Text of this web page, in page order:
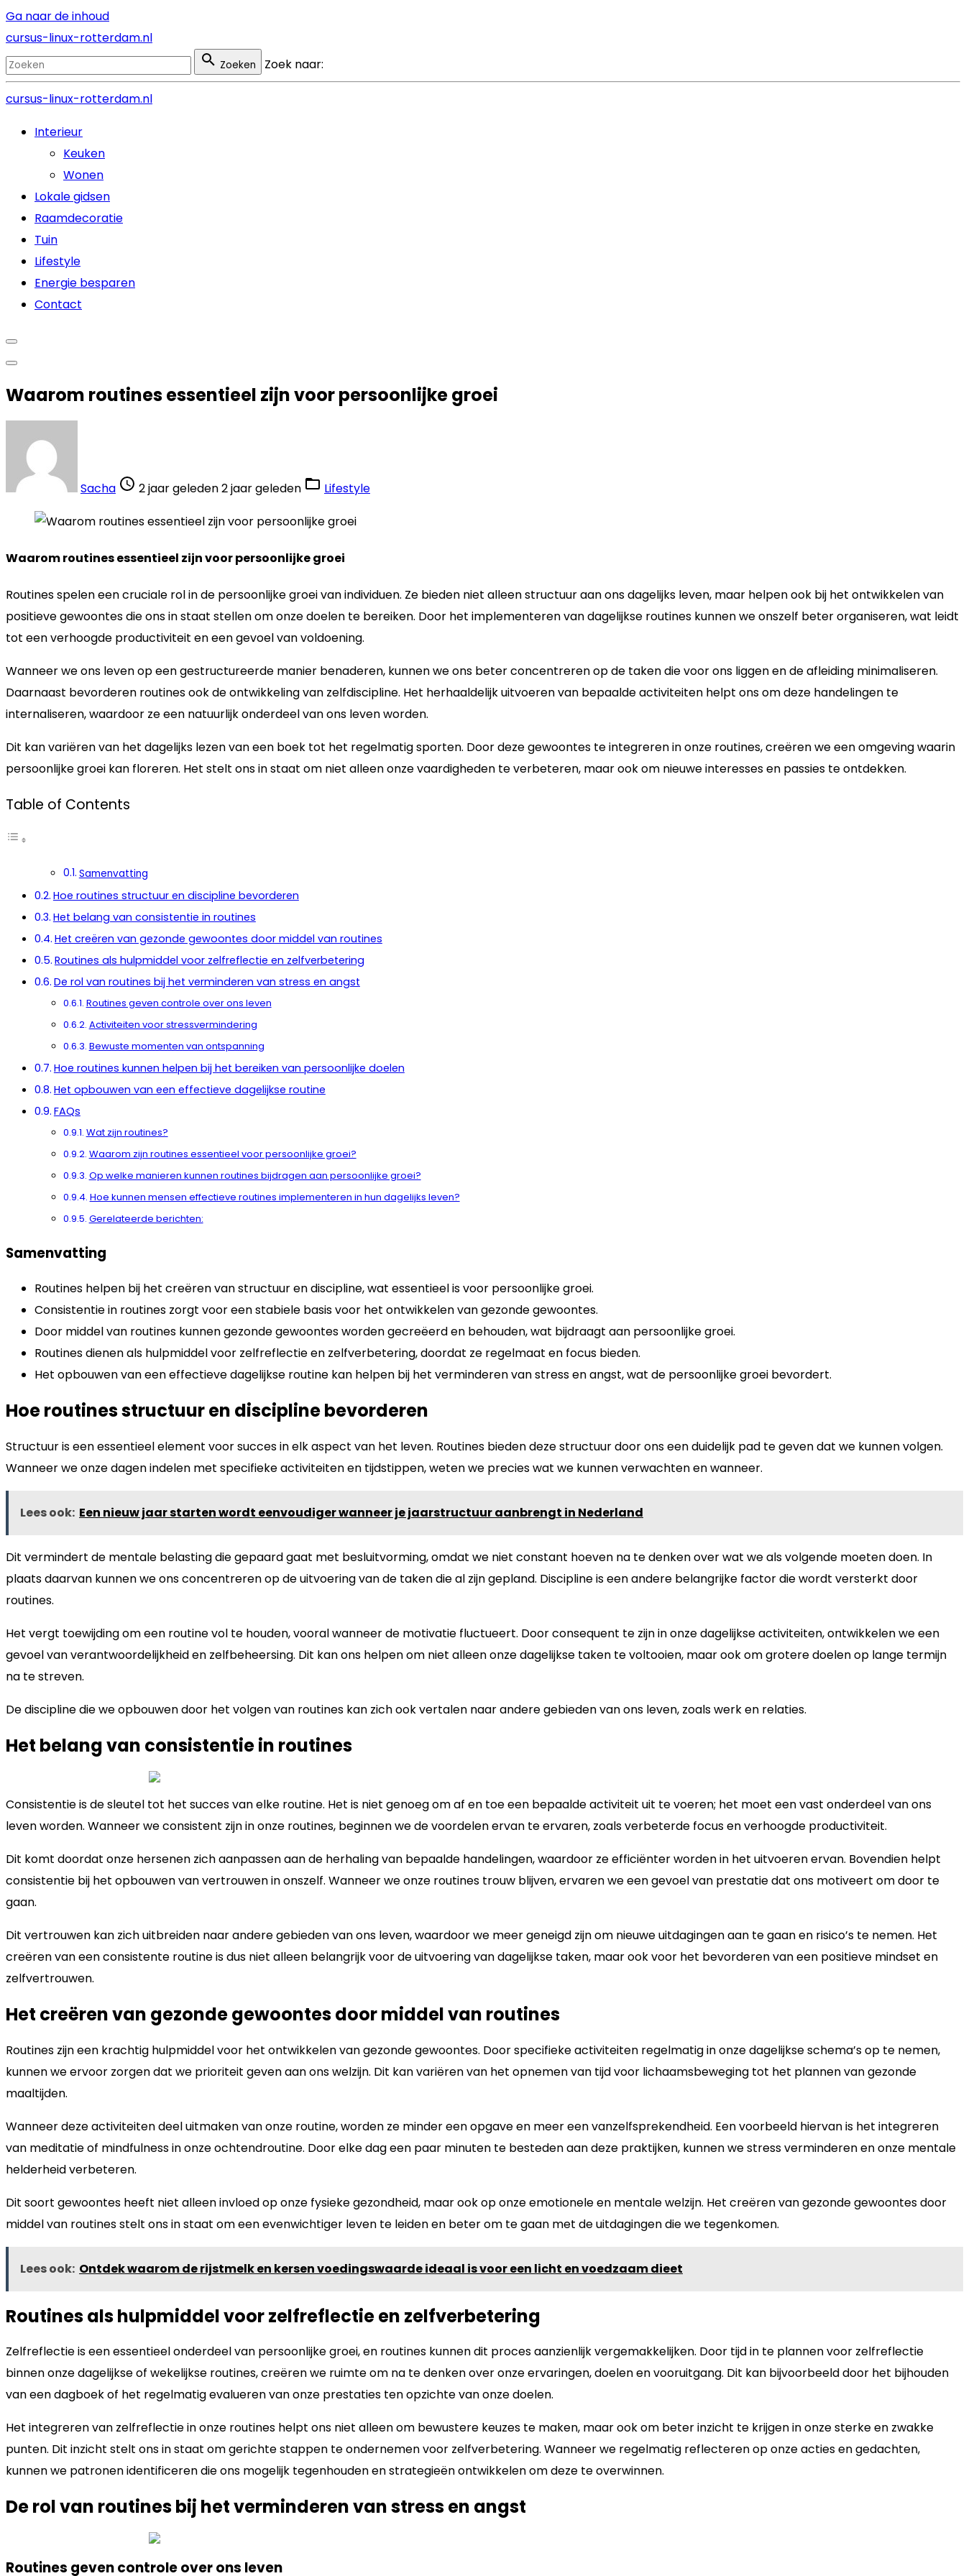
Ga naar de inhoud
cursus-linux-rotterdam.nl
Zoeken Zoek naar:
cursus-linux-rotterdam.nl
Interieur
Keuken
Wonen
Lokale gidsen
Raamdecoratie
Tuin
Lifestyle
Energie besparen
Contact
Waarom routines essentieel zijn voor persoonlijke groei
Sacha 2 jaar geleden2 jaar geleden Lifestyle
Waarom routines essentieel zijn voor persoonlijke groei
Routines spelen een cruciale rol in de persoonlijke groei van individuen. Ze bieden niet alleen structuur aan ons dagelijks leven, maar helpen ook bij het ontwikkelen van
positieve gewoontes die ons in staat stellen om onze doelen te bereiken. Door het implementeren van dagelijkse routines kunnen we onszelf beter organiseren, wat leidt
tot een verhoogde productiviteit en een gevoel van voldoening.
Wanneer we ons leven op een gestructureerde manier benaderen, kunnen we ons beter concentreren op de taken die voor ons liggen en de afleiding minimaliseren.
Daarnaast bevorderen routines ook de ontwikkeling van zelfdiscipline. Het herhaaldelijk uitvoeren van bepaalde activiteiten helpt ons om deze handelingen te
internaliseren, waardoor ze een natuurlijk onderdeel van ons leven worden.
Dit kan variëren van het dagelijks lezen van een boek tot het regelmatig sporten. Door deze gewoontes te integreren in onze routines, creëren we een omgeving waarin
persoonlijke groei kan floreren. Het stelt ons in staat om niet alleen onze vaardigheden te verbeteren, maar ook om nieuwe interesses en passies te ontdekken.
Table of Contents
Samenvatting
Hoe routines structuur en discipline bevorderen
Het belang van consistentie in routines
Het creëren van gezonde gewoontes door middel van routines
Routines als hulpmiddel voor zelfreflectie en zelfverbetering
De rol van routines bij het verminderen van stress en angst
Routines geven controle over ons leven
Activiteiten voor stressvermindering
Bewuste momenten van ontspanning
Hoe routines kunnen helpen bij het bereiken van persoonlijke doelen
Het opbouwen van een effectieve dagelijkse routine
FAQs
Wat zijn routines?
Waarom zijn routines essentieel voor persoonlijke groei?
Op welke manieren kunnen routines bijdragen aan persoonlijke groei?
Hoe kunnen mensen effectieve routines implementeren in hun dagelijks leven?
Gerelateerde berichten:
Samenvatting
Routines helpen bij het creëren van structuur en discipline, wat essentieel is voor persoonlijke groei.
Consistentie in routines zorgt voor een stabiele basis voor het ontwikkelen van gezonde gewoontes.
Door middel van routines kunnen gezonde gewoontes worden gecreëerd en behouden, wat bijdraagt aan persoonlijke groei.
Routines dienen als hulpmiddel voor zelfreflectie en zelfverbetering, doordat ze regelmaat en focus bieden.
Het opbouwen van een effectieve dagelijkse routine kan helpen bij het verminderen van stress en angst, wat de persoonlijke groei bevordert.
Hoe routines structuur en discipline bevorderen
Structuur is een essentieel element voor succes in elk aspect van het leven. Routines bieden deze structuur door ons een duidelijk pad te geven dat we kunnen volgen.
Wanneer we onze dagen indelen met specifieke activiteiten en tijdstippen, weten we precies wat we kunnen verwachten en wanneer.
Lees ook: Een nieuw jaar starten wordt eenvoudiger wanneer je jaarstructuur aanbrengt in Nederland
Dit vermindert de mentale belasting die gepaard gaat met besluitvorming, omdat we niet constant hoeven na te denken over wat we als volgende moeten doen. In
plaats daarvan kunnen we ons concentreren op de uitvoering van de taken die al zijn gepland. Discipline is een andere belangrijke factor die wordt versterkt door
routines.
Het vergt toewijding om een routine vol te houden, vooral wanneer de motivatie fluctueert. Door consequent te zijn in onze dagelijkse activiteiten, ontwikkelen we een
gevoel van verantwoordelijkheid en zelfbeheersing. Dit kan ons helpen om niet alleen onze dagelijkse taken te voltooien, maar ook om grotere doelen op lange termijn
na te streven.
De discipline die we opbouwen door het volgen van routines kan zich ook vertalen naar andere gebieden van ons leven, zoals werk en relaties.
Het belang van consistentie in routines
Consistentie is de sleutel tot het succes van elke routine. Het is niet genoeg om af en toe een bepaalde activiteit uit te voeren; het moet een vast onderdeel van ons
leven worden. Wanneer we consistent zijn in onze routines, beginnen we de voordelen ervan te ervaren, zoals verbeterde focus en verhoogde productiviteit.
Dit komt doordat onze hersenen zich aanpassen aan de herhaling van bepaalde handelingen, waardoor ze efficiënter worden in het uitvoeren ervan. Bovendien helpt
consistentie bij het opbouwen van vertrouwen in onszelf. Wanneer we onze routines trouw blijven, ervaren we een gevoel van prestatie dat ons motiveert om door te
gaan.
Dit vertrouwen kan zich uitbreiden naar andere gebieden van ons leven, waardoor we meer geneigd zijn om nieuwe uitdagingen aan te gaan en risico’s te nemen. Het
creëren van een consistente routine is dus niet alleen belangrijk voor de uitvoering van dagelijkse taken, maar ook voor het bevorderen van een positieve mindset en
zelfvertrouwen.
Het creëren van gezonde gewoontes door middel van routines
Routines zijn een krachtig hulpmiddel voor het ontwikkelen van gezonde gewoontes. Door specifieke activiteiten regelmatig in onze dagelijkse schema’s op te nemen,
kunnen we ervoor zorgen dat we prioriteit geven aan ons welzijn. Dit kan variëren van het opnemen van tijd voor lichaamsbeweging tot het plannen van gezonde
maaltijden.
Wanneer deze activiteiten deel uitmaken van onze routine, worden ze minder een opgave en meer een vanzelfsprekendheid. Een voorbeeld hiervan is het integreren
van meditatie of mindfulness in onze ochtendroutine. Door elke dag een paar minuten te besteden aan deze praktijken, kunnen we stress verminderen en onze mentale
helderheid verbeteren.
Dit soort gewoontes heeft niet alleen invloed op onze fysieke gezondheid, maar ook op onze emotionele en mentale welzijn. Het creëren van gezonde gewoontes door
middel van routines stelt ons in staat om een evenwichtiger leven te leiden en beter om te gaan met de uitdagingen die we tegenkomen.
Lees ook: Ontdek waarom de rijstmelk en kersen voedingswaarde ideaal is voor een licht en voedzaam dieet
Routines als hulpmiddel voor zelfreflectie en zelfverbetering
Zelfreflectie is een essentieel onderdeel van persoonlijke groei, en routines kunnen dit proces aanzienlijk vergemakkelijken. Door tijd in te plannen voor zelfreflectie
binnen onze dagelijkse of wekelijkse routines, creëren we ruimte om na te denken over onze ervaringen, doelen en vooruitgang. Dit kan bijvoorbeeld door het bijhouden
van een dagboek of het regelmatig evalueren van onze prestaties ten opzichte van onze doelen.
Het integreren van zelfreflectie in onze routines helpt ons niet alleen om bewustere keuzes te maken, maar ook om beter inzicht te krijgen in onze sterke en zwakke
punten. Dit inzicht stelt ons in staat om gerichte stappen te ondernemen voor zelfverbetering. Wanneer we regelmatig reflecteren op onze acties en gedachten,
kunnen we patronen identificeren die ons mogelijk tegenhouden en strategieën ontwikkelen om deze te overwinnen.
De rol van routines bij het verminderen van stress en angst
Routines geven controle over ons leven